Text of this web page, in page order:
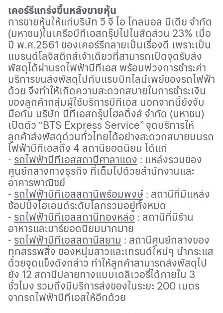
เคอร์รีแกร่งขึ้นหลังขายหุ้น
การขายหุ้นให้แก่บริษัท วี จี ไอ โกลบอล มีเดีย จำกัด
(มหาชน)ในเครือบีทีเอสกรุ๊ปไปในสัดส่วน 23% เมื่อ
ปี พ.ศ.2561 ของเคอร์รีกลายเป็นเรื่องดี เพราะเป็น
แบรนด์โลจิสติกส์เจ้าเดียวที่สามารถเปิดจุดรับส่ง
พัสดุได้ผ่านรถไฟฟ้าบีทีเอส พร้อมพ่วงการชำระค่า
บริการขนส่งพัสดุไปกับแรบบิทไลน์เพย์ของรถไฟฟ้า
ด้วย จึงทำให้เกิดความสะดวกสบายในการชำระเงิน
ของลูกค้ากลุ่มผู้ใช้บริการบีทีเอส นอกจากนี้ยังจับ
มือกับ บริษัท บีทีเอสกรุ๊ปโฮลดิ้งส์ จำกัด (มหาชน)
เปิดตัว “BTS Express Service” จุดบริการให้
ลูกค้าส่งพัสดุด่วนทั่วไทยได้อย่างสะดวกสบายบนรถ
ไฟฟ้าบีทีเอสถึง 4 สถานียอดนิยม ได้แก่
- รถไฟฟ้าบีทีเอสสถานีศาลาแดง : แหล่งรวมของ
ศูนย์กลางทางธุรกิจ ที่เต็มไปด้วยสำนักงานและ
อาคารพาณิชย์
- รถไฟฟ้าบีทีเอสสถานีพร้อมพงษ์ : สถานีที่มีแหล่ง
ช้อปปิ้งไฮเอนด์ระดับโลกรวมอยู่ทั้งหมด
- รถไฟฟ้าบีทีเอสสถานีทองหล่อ : สถานีที่มีร้าน
อาหารและบาร์ยอดนิยมมากมาย
- รถไฟฟ้าบีทีเอสสถานีสยาม : สถานีศูนย์กลางของ
ทุกสรรพสิ่ง ของหนุ่มสาวและเทรนด์ใหม่ๆ นำกระแส
ด้วยจุดแข็งดังกล่าว ทำให้ลูกค้าสามารถส่งพัสดุไป
ยัง 12 สถานีปลายทางแบบเดลิเวอรี่ได้ภายใน 3
ชั่วโมง รวมถึงมีบริการส่งของในระยะ 200 เมตร
จากรถไฟฟ้าบีทีเอสให้อีกด้วย